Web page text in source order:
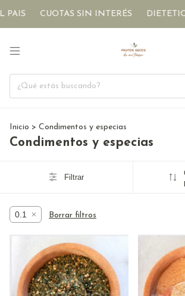
CUOTAS SIN INTERÉS DIETETICA
Inicio > Condimentos y especias
Condimentos y especias
Filtrar
0.1 Borrar filtros